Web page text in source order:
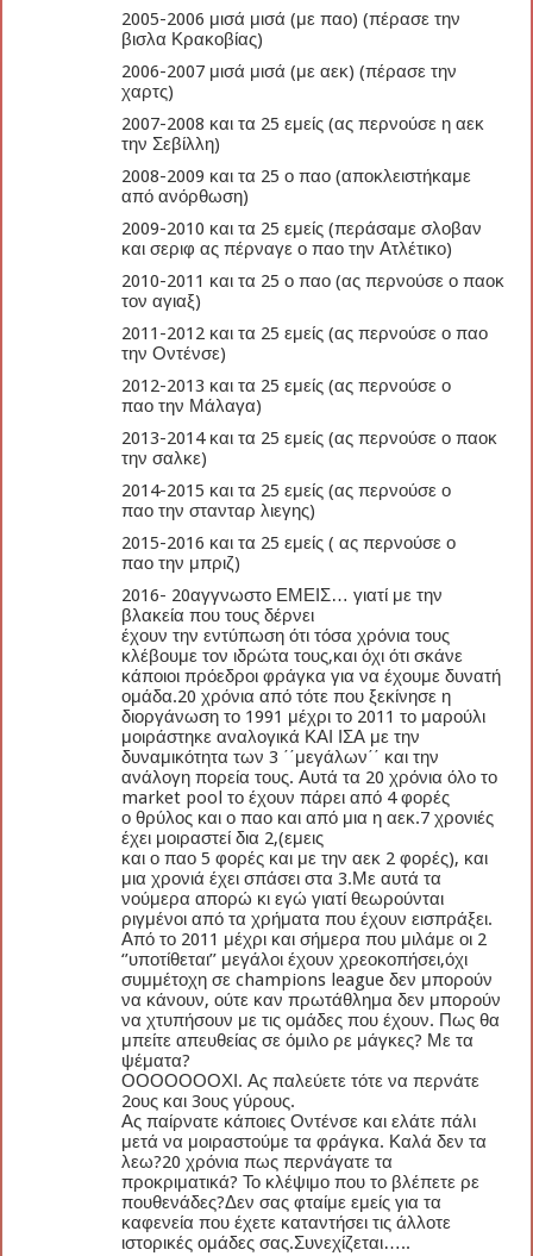
2005-2006 μισά μισά (με παο) (πέρασε την
βισλα Κρακοβίας)
2006-2007 μισά μισά (με αεκ) (πέρασε την
χαρτς)
2007-2008 και τα 25 εμείς (ας περνούσε η αεκ
την Σεβίλλη)
2008-2009 και τα 25 ο παο (αποκλειστήκαμε
από ανόρθωση)
2009-2010 και τα 25 εμείς (περάσαμε σλοβαν
και σεριφ ας πέρναγε ο παο την Ατλέτικο)
2010-2011 και τα 25 ο παο (ας περνούσε ο παοκ
τον αγιαξ)
2011-2012 και τα 25 εμείς (ας περνούσε ο παο
την Οντένσε)
2012-2013 και τα 25 εμείς (ας περνούσε ο
παο την Μάλαγα)
2013-2014 και τα 25 εμείς (ας περνούσε ο παοκ
την σαλκε)
2014-2015 και τα 25 εμείς (ας περνούσε ο
παο την στανταρ λιεγης)
2015-2016 και τα 25 εμείς ( ας περνούσε ο
παο την μπριζ)
2016- 20αγγνωστο ΕΜΕΙΣ… γιατί με την
βλακεία που τους δέρνει
έχουν την εντύπωση ότι τόσα χρόνια τους
κλέβουμε τον ιδρώτα τους,και όχι ότι σκάνε
κάποιοι πρόεδροι φράγκα για να έχουμε δυνατή
ομάδα.20 χρόνια από τότε που ξεκίνησε η
διοργάνωση το 1991 μέχρι το 2011 το μαρούλι
μοιράστηκε αναλογικά ΚΑΙ ΙΣΑ με την
δυναμικότητα των 3 ΄΄μεγάλων΄΄ και την
ανάλογη πορεία τους. Αυτά τα 20 χρόνια όλο το
market pool το έχουν πάρει από 4 φορές
ο θρύλος και ο παο και από μια η αεκ.7 χρονιές
έχει μοιραστεί δια 2,(εμεις
και ο παο 5 φορές και με την αεκ 2 φορές), και
μια χρονιά έχει σπάσει στα 3.Με αυτά τα
νούμερα απορώ κι εγώ γιατί θεωρούνται
ριγμένοι από τα χρήματα που έχουν εισπράξει.
Από το 2011 μέχρι και σήμερα που μιλάμε οι 2
‘’υποτίθεται’’ μεγάλοι έχουν χρεοκοπήσει,όχι
συμμέτοχη σε champions league δεν μπορούν
να κάνουν, ούτε καν πρωτάθλημα δεν μπορούν
να χτυπήσουν με τις ομάδες που έχουν. Πως θα
μπείτε απευθείας σε όμιλο ρε μάγκες? Με τα
ψέματα?
ΟΟΟΟΟΟΟΧΙ. Ας παλεύετε τότε να περνάτε
2ους και 3ους γύρους.
Ας παίρνατε κάποιες Οντένσε και ελάτε πάλι
μετά να μοιραστούμε τα φράγκα. Καλά δεν τα
λεω?20 χρόνια πως περνάγατε τα
προκριματικά? Το κλέψιμο που το βλέπετε ρε
πουθενάδες?Δεν σας φταίμε εμείς για τα
καφενεία που έχετε καταντήσει τις άλλοτε
ιστορικές ομάδες σας.Συνεχίζεται…..